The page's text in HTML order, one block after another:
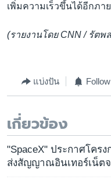
เพิ่มความเร็วขึ้นได้อีกภา
(รายงานโดย CNN / รัตพ
แบ่งปัน
เกี่ยวข้อง
"SpaceX" ประกาศโคร
ส่งสัญญาณอินเทอร์เน็ต